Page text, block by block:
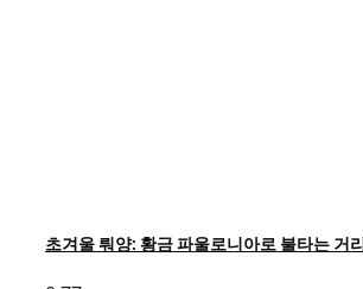
초겨울 뤄양: 황금 파울로니아로 불타는 거리